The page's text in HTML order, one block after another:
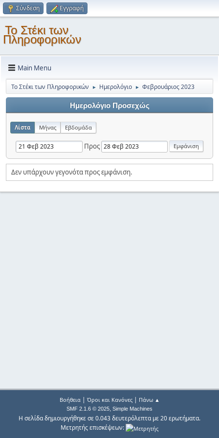
Σύνδεση Εγγραφή
Το Στέκι των
Πληροφορικών
Main Menu
Το Στέκι των Πληροφορικών ► Ημερολόγιο ► Φεβρουάριος 2023
Ημερολόγιο Προσεχώς
Λίστα Μήνας Εβδομάδα
Προς
Δεν υπάρχουν γεγονότα προς εμφάνιση.
Βοήθεια| Όροι και Κανόνες| Πάνω ▲
SMF 2.1.6 © 2025, Simple Machines
Η σελίδα δημιουργήθηκε σε 0.043 δευτερόλεπτα με 20 ερωτήματα.
Μετρητής επισκέψεων: